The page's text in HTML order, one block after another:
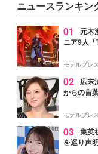
タ
個
衣
気
ニュースランキン
01
元木
ニア9人
進んで夢
モデルプレス
02
広末
からの言
モデルプレス
03 集英
を巡り声